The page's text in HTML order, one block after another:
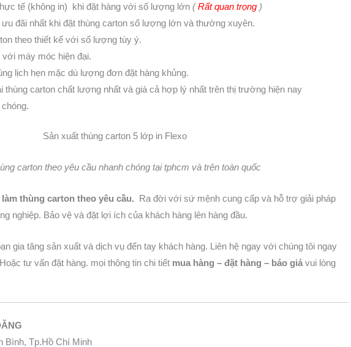
tế (không in) khi đặt hàng với số lượng lớn (Rất quan trọng )
đãi nhất khi đặt thùng carton số lượng lớn và thường xuyên.
theo thiết kế với số lượng tùy ý.
máy móc hiện đại.
lịch hẹn mặc dù lượng đơn đặt hàng khủng.
thùng carton chất lượng nhất và giá cả hợp lý nhất trên thị trường hiện nay
carton theo yêu cầu nhanh chóng tại tphcm và trên toàn quốc
làm thùng carton theo yêu cầu. Ra đời với sứ mệnh cung cấp và hỗ trợ giải pháp
nghiệp. Bảo vệ và đặt lợi ích của khách hàng lên hàng đầu.
gia tăng sản xuất và dịch vụ đến tay khách hàng. Liên hệ ngay với chúng tôi ngay
tư vấn đặt hàng. mọi thông tin chi tiết mua hàng – đặt hàng – báo giá vui lòng
Bình, Tp.Hồ Chí Minh